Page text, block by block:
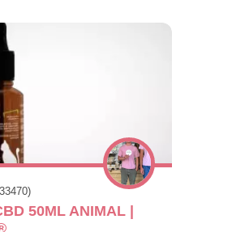
50ML ANIMAL |